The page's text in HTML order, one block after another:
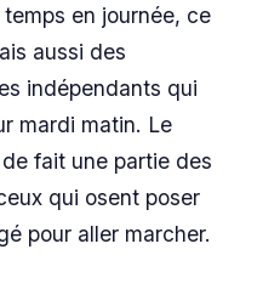
en journée, ce
aussi des
indépendants qui
mardi matin. Le
fait une partie des
qui osent poser
pour aller marcher.